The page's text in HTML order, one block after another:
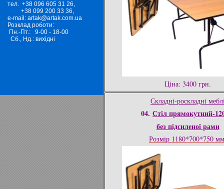
тел. +38 096 605 31 26,
+38 099 200 33 36,
e-mail: artak@artak.com.ua
Розклад роботи:
Пн.-Пт.: 9-00 - 18-00
Сб., Нд.: вихідні
Ціна: 3400 грн.
Складні-роскладні
04. Стіл прямокутний-
без підсиленої рами
Розмір 1180*700*750 мм